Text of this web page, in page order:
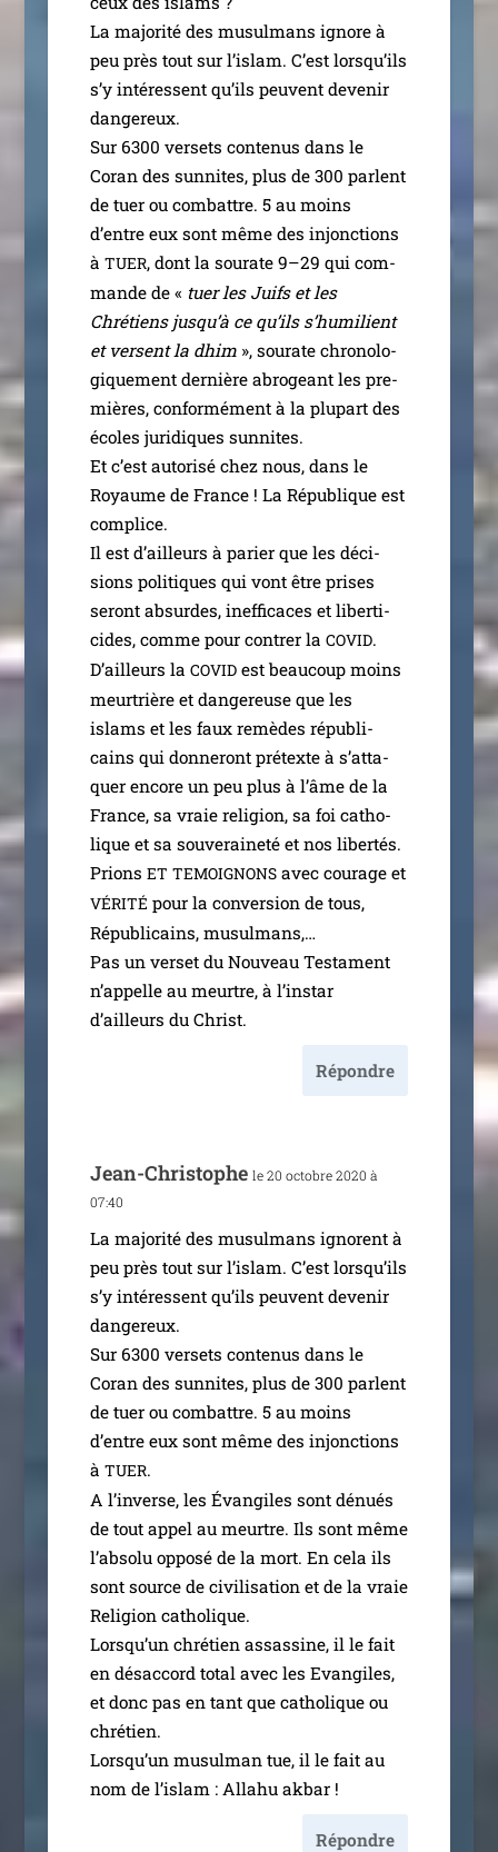
La majo­ri­té des musul­mans ignore à
peu près tout sur l’is­lam. C’est lors­qu’ils
s’y inté­ressent qu’ils peuvent deve­nir
dan­ge­reux.
Sur 6300 ver­sets conte­nus dans le
Coran des sun­nites, plus de 300 parlent
de tuer ou com­battre. 5 au moins
d’entre eux sont même des injonc­tions
à TUER, dont la sou­rate 9–29 qui com­
mande de « tuer les Juifs et les
Chrétiens jus­qu’à ce qu’ils s’hu­mi­lient
et versent la dhim», sou­rate chro­no­lo­
gi­que­ment der­nière abro­geant les pre­
mières, confor­mé­ment à la plu­part des
écoles juri­diques sun­nites.
Et c’est auto­ri­sé chez nous, dans le
Royaume de France ! La République est
com­plice.
Il est d’ailleurs à parier que les déci­
sions poli­tiques qui vont être prises
seront absurdes, inef­fi­caces et liber­ti­
cides, comme pour contrer la COVID.
D’ailleurs la COVIDest beau­coup moins
meur­trière et dan­ge­reuse que les
islams et les faux remèdes répu­bli­
cains qui don­ne­ront pré­texte à s’at­ta­
quer encore un peu plus à l’âme de la
France, sa vraie reli­gion, sa foi catho­
lique et sa sou­ve­rai­ne­té et nos liber­tés.
Prions ET TEMOIGNONSavec cou­rage et
VÉRITÉ pour la conver­sion de tous,
Républicains, musul­mans,…
Pas un ver­set du Nouveau Testament
n’ap­pelle au meurtre, à l’ins­tar
d’ailleurs du Christ.
Répondre
Jean-Christophe le 20 octobre 2020 à
07:40
La majo­ri­té des musul­mans ignorent à
peu près tout sur l’is­lam. C’est lors­qu’ils
s’y inté­ressent qu’ils peuvent deve­nir
dan­ge­reux.
Sur 6300 ver­sets conte­nus dans le
Coran des sun­nites, plus de 300 parlent
de tuer ou com­battre. 5 au moins
d’entre eux sont même des injonc­tions
à TUER.
A l’in­verse, les Évangiles sont dénués
de tout appel au meurtre. Ils sont même
l’ab­so­lu oppo­sé de la mort. En cela ils
sont source de civi­li­sa­tion et de la vraie
Religion catho­lique.
Lorsqu’un chré­tien assas­sine, il le fait
en désac­cord total avec les Evangiles,
et donc pas en tant que catho­lique ou
chré­tien.
Lorsqu’un musul­man tue, il le fait au
nom de l’is­lam : Allahu akbar !
Répondre